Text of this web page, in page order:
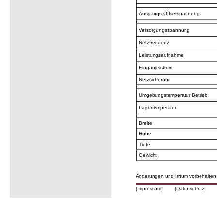
Ausgangs-Offsetspannung
Versorgungsspannung
Netzfrequenz
Leistungsaufnahme
Eingangsstrom
Netzsicherung
Umgebungstemperatur Betrieb
Lagertemperatur
Breite
Höhe
Tiefe
Gewicht
[Impressum] [Datenschutz]
Änderungen und Irrtum vorbehalten